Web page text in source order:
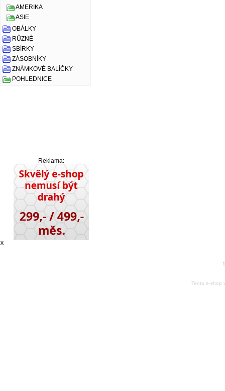
AMERIKA
ASIE
OBÁLKY
RŮZNÉ
SBÍRKY
ZÁSOBNÍKY
ZNÁMKOVÉ BALÍČKY
POHLEDNICE
Reklama:
X
Tento e-shop